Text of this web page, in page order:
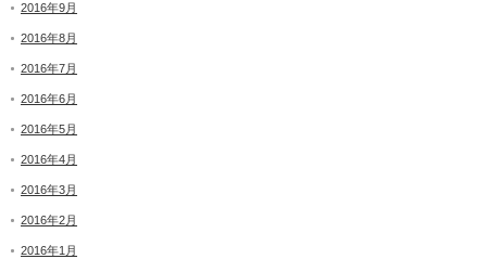
2016年9月
2016年8月
2016年7月
2016年6月
2016年5月
2016年4月
2016年3月
2016年2月
2016年1月